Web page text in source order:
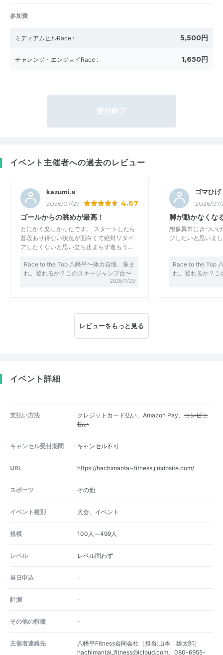
参加費
ミディアムヒルRace : 5,500円
チャレンジ・エンジョイRace : 1,650円
受付終了
イベント主催者への過去のレビュー
kazumi.s
2026/07/27 4.67
ゴールからの眺めが最高！
とにかく楽しかったです。 スタートしたら
普段あり得ない状況が面白くて絶対リタイ
アしたくないと思い立ち止まらず進もう…
Race to the Top 八幡平〜体力自慢、集ま
れ。登れるか？このスキージャンプ台〜
2026/7/20
ゴマひげ
2026/07/
脚が動かなくな
想像異常にきつい
ジしたいと思いま
Race to the Top
れ。登れるか？こ
レビューをもっと見る
イベント詳細
支払い方法 クレジットカード払い、Amazon Pay、コンビニ
払い
キャンセル受付期間 キャンセル不可
URL https://hachimantai-fitness.jimdosite.com/
スポーツ その他
イベント種別 大会、イベント
規模 100人～499人
レベル レベル問わず
当日申込 -
計測 -
その他の特徴 -
主催者連絡先
八幡平Fitness合同会社（担当:山本 雄太郎）
hachimantai_fitness@icloud.com、080-6955-